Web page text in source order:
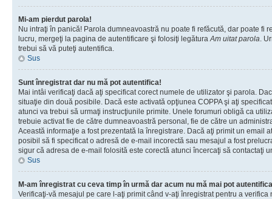
Mi-am pierdut parola!
Nu intraţi în panică! Parola dumneavoastră nu poate fi refăcută, dar poate fi
lucru, mergeţi la pagina de autentificare şi folosiţi legăturaAm uitat parola.
trebui să vă puteţi autentifica.
Sus
Sunt înregistrat dar nu mă pot autentifica!
Mai intâi verificaţi dacă aţi specificat corect numele de utilizator şi parola.
situaţie din două posibile. Dacă este activată opţiunea COPPA şi aţi
atunci va trebui să urmaţi instrucţiunile primite. Unele forumuri obligă ca
trebuie activat fie de către dumneavoastră personal, fie de către un
Această informaţie a fost prezentată la înregistrare. Dacă aţi primit un email
posibil să fi specificat o adresă de e-mail incorectă sau mesajul a fost
sigur că adresa de e-mail folosită este corectă atunci încercaţi să contactaţi
Sus
M-am înregistrat cu ceva timp în urmă dar acum nu mă mai pot
Verificaţi-vă mesajul pe care l-aţi primit când v-aţi înregistrat pentru a